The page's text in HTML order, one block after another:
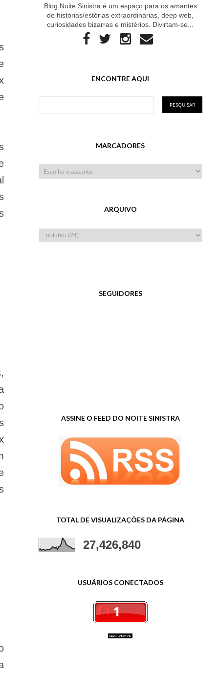
Blog Noite Sinistra é um espaço para os amantes
de histórias/estórias extraordinárias, deep web,
curiosidades bizarras e mistérios. Divirtam-se...
ENCONTRE AQUI
MARCADORES
ARQUIVO
SEGUIDORES
ASSINE O FEED DO NOITE SINISTRA
TOTAL DE VISUALIZAÇÕES DA PÁGINA
27,426,840
USUÁRIOS CONECTADOS